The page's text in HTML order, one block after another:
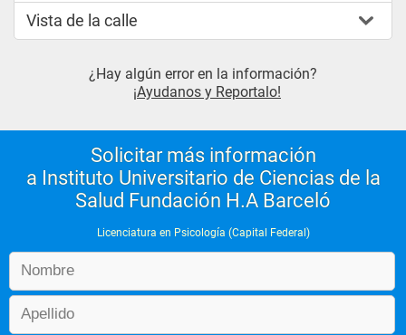
Vista de la calle
¿Hay algún error en la información?
¡Ayudanos y Reportalo!
Solicitar más información
a Instituto Universitario de Ciencias de la
Salud Fundación H.A Barceló
Licenciatura en Psicología (Capital Federal)